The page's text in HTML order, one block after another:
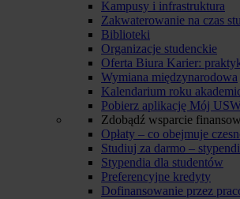
Kampusy i infrastruktura
Zakwaterowanie na czas
Biblioteki
Organizacje studenckie
Oferta Biura Karier:
Wymiana międzynarodowa
Kalendarium roku
Pobierz aplikację Mój
Zdobądź wsparcie
Opłaty – co obejmuje
Studiuj za darmo –
Stypendia dla studentów
Preferencyjne kredyty
Dofinansowanie przez